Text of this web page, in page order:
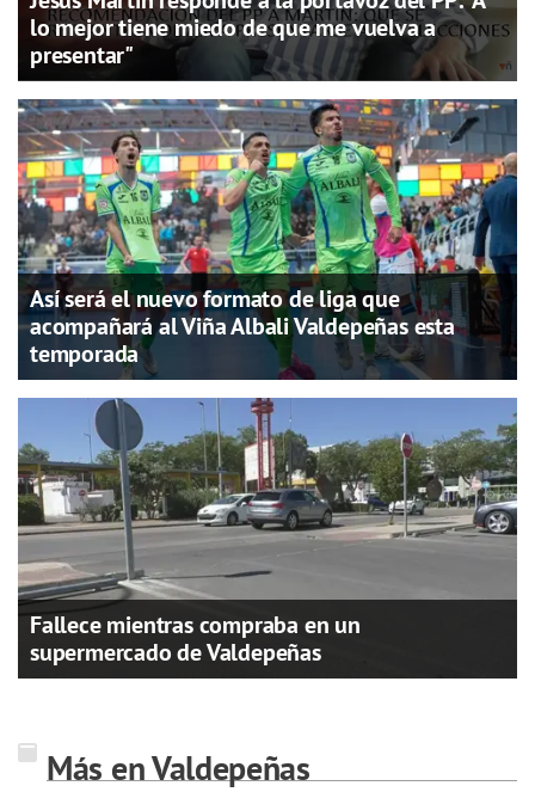
lo mejor tiene miedo de que me vuelva a
presentar"
Así será el nuevo formato de liga que
acompañará al Viña Albali Valdepeñas esta
temporada
Fallece mientras compraba en un
supermercado de Valdepeñas
Más en Valdepeñas